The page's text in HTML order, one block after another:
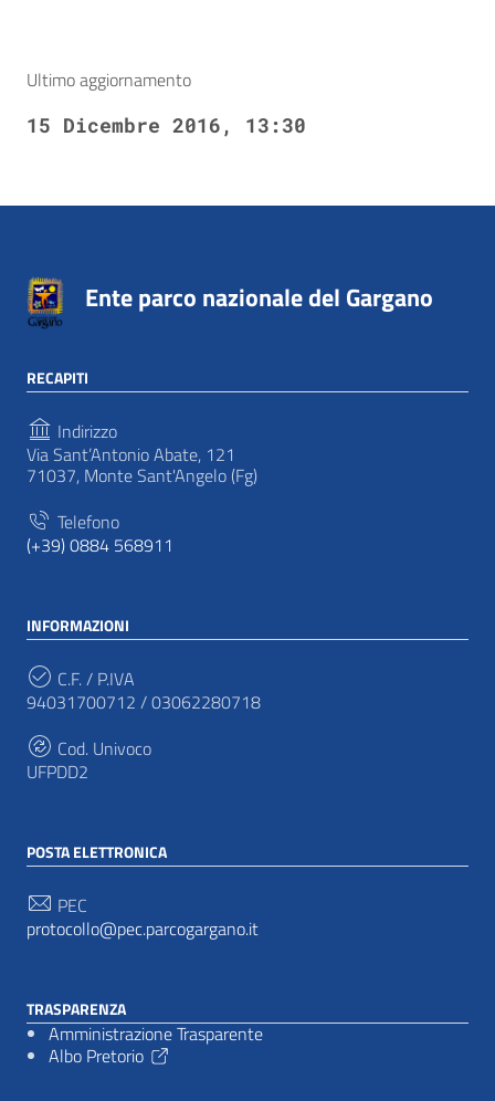
Ultimo aggiornamento
15 Dicembre 2016, 13:30
Ente parco nazionale del Gargano
RECAPITI
Indirizzo
Via Sant’Antonio Abate, 121
71037, Monte Sant'Angelo (Fg)
Telefono
(+39) 0884 568911
INFORMAZIONI
C.F. / P.IVA
94031700712 / 03062280718
Cod. Univoco
UFPDD2
POSTA ELETTRONICA
PEC
protocollo@pec.parcogargano.it
TRASPARENZA
Amministrazione Trasparente
Albo Pretorio